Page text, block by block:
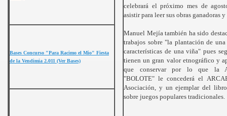
celebrará el próximo mes de
asistir para leer sus obras ganadoras
Manuel Mejía también ha sido
trabajos sobre "la plantación de
características de una viña" pues
tienen un gran valor etnográfico y
que conservar por lo que la
"BOLOTE" le concederá el
Asociación, y un ejemplar del
sobre juegos populares tradicionales.
Bases Concurso "Para Racimo el Mio" Fiesta
de la Vendimia 2.011 (Ver Bases)